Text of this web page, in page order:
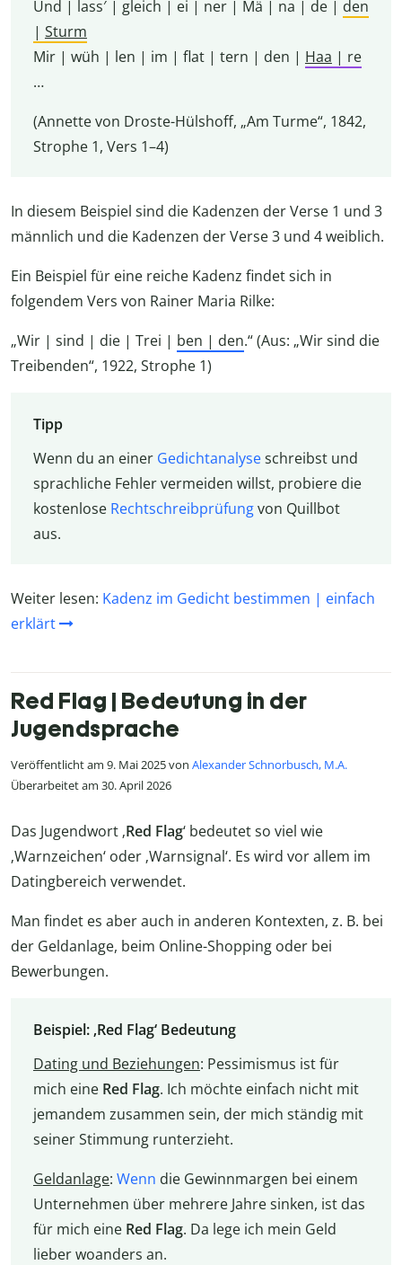
Und | lass′ | gleich | ei | ner | Mä | na | de | den
| Sturm
Mir | wüh | len | im | flat | tern | den | Haa | re
…
(Annette von Droste-Hülshoff, „Am Turme“, 1842,
Strophe 1, Vers 1–4)
In diesem Beispiel sind die Kadenzen der Verse 1 und 3
männlich und die Kadenzen der Verse 3 und 4 weiblich.
Ein Beispiel für eine reiche Kadenz findet sich in
folgendem Vers von Rainer Maria Rilke:
„Wir | sind | die | Trei | ben | den.“ (Aus: „Wir sind die
Treibenden“, 1922, Strophe 1)
Tipp
Wenn du an einer Gedichtanalyseschreibst und
sprachliche Fehler vermeiden willst, probiere die
kostenlose Rechtschreibprüfungvon Quillbot
aus.
Weiter lesen: Kadenz im Gedicht bestimmen | einfach
erklärt
Red Flag | Bedeutung in der
Jugendsprache
Veröffentlicht am 9. Mai 2025 von Alexander Schnorbusch, M.A.
Überarbeitet am 30. April 2026
Das Jugendwort ‚Red Flag‘ bedeutet so viel wie
‚Warnzeichen‘ oder ‚Warnsignal‘. Es wird vor allem im
Datingbereich verwendet.
Man findet es aber auch in anderen Kontexten, z. B. bei
der Geldanlage, beim Online-Shopping oder bei
Bewerbungen.
Beispiel: ‚Red Flag‘ Bedeutung
Dating und Beziehungen: Pessimismus ist für
mich eine Red Flag. Ich möchte einfach nicht mit
jemandem zusammen sein, der mich ständig mit
seiner Stimmung runterzieht.
Geldanlage: Wenn die Gewinnmargen bei einem
Unternehmen über mehrere Jahre sinken, ist das
für mich eine Red Flag. Da lege ich mein Geld
lieber woanders an.